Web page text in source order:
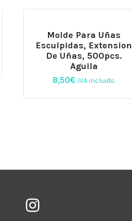
Molde Para Uñas
Esculpidas, Extension
De Uñas, 500pcs.
Aguila
8,50€ IVA incluido.